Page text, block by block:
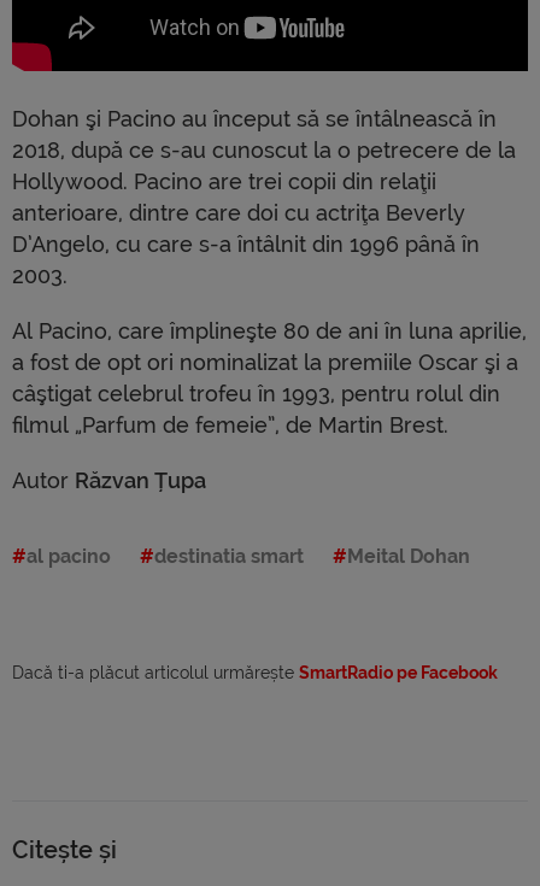
Dohan şi Pacino au început să se întâlnească în
2018, după ce s-au cunoscut la o petrecere de la
Hollywood. Pacino are trei copii din relaţii
anterioare, dintre care doi cu actriţa Beverly
D’Angelo, cu care s-a întâlnit din 1996 până în
2003.
Al Pacino, care împlineşte 80 de ani în luna aprilie,
a fost de opt ori nominalizat la premiile Oscar şi a
câştigat celebrul trofeu în 1993, pentru rolul din
filmul „Parfum de femeie”, de Martin Brest.
Autor Răzvan Țupa
al pacino destinatia smart Meital Dohan
Dacă ti-a plăcut articolul urmărește SmartRadio pe Facebook
Citește și